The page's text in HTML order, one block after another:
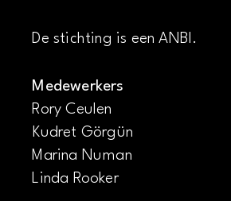
De stichting is een ANBI.
Medewerkers
Rory Ceulen
Kudret Görgün
Marina Numan
Linda Rooker